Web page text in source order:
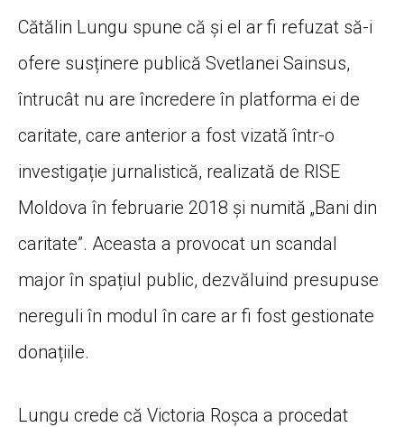
Cătălin Lungu spune că și el ar fi refuzat să-i
ofere susținere publică Svetlanei Sainsus,
întrucât nu are încredere în platforma ei de
caritate, care anterior a fost vizată într-o
investigație jurnalistică, realizată de RISE
Moldova în februarie 2018 și numită „Bani din
caritate”. Aceasta a provocat un scandal
major în spațiul public, dezvăluind presupuse
nereguli în modul în care ar fi fost gestionate
donațiile.
Lungu crede că Victoria Roșca a procedat